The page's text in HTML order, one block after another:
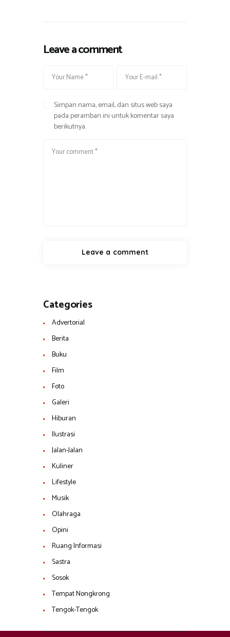
Leave a comment
Simpan nama, email, dan situs web saya
pada peramban ini untuk komentar saya
berikutnya.
Categories
Advertorial
Berita
Buku
Film
Foto
Galeri
Hiburan
Ilustrasi
Jalan-Jalan
Kuliner
Lifestyle
Musik
Olahraga
Opini
Ruang Informasi
Sastra
Sosok
Tempat Nongkrong
Tengok-Tengok